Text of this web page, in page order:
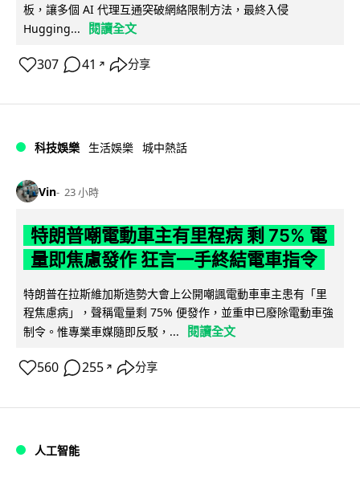
板，讓多個 AI 代理互通突破網絡限制方法，最終入侵
Hugging...
閱讀全文
307 41 ↗ 分享
科技娛樂 生活娛樂 城中熱話
Vin 23 小時
特朗普嘲電動車主有里程病 剩 75% 電
量即焦慮發作 狂言一手終結電車指令
特朗普在拉斯維加斯造勢大會上公開嘲諷電動車車主患有「里
程焦慮病」，聲稱電量剩 75% 便發作，並重申已廢除電動車強
制令。惟專業車媒隨即反駁，...
閱讀全文
560 255 ↗ 分享
人工智能